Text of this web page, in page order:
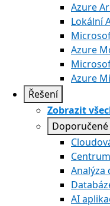
Azure
Lokální
Azure
Azure
Řešení
Zobrazit
Doporučené
Analýza
AI